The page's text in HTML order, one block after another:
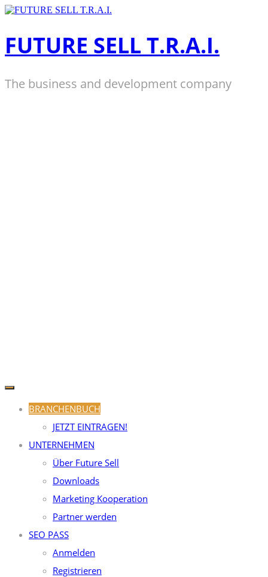
Zum
FUTURE SELL T.R.A.I.
The business and development company
BRANCHENBUCH
JETZT EINTRAGEN!
UNTERNEHMEN
Über Future Sell
Downloads
Marketing Kooperation
Partner werden
SEO PASS
Anmelden
Registrieren